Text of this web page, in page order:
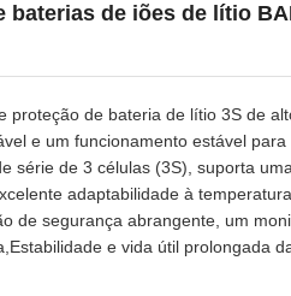
de iões de lítio
proteção de bateria de lítio 3S de
e um funcionamento estável
série de 3 células (3S), suporta
adaptabilidade à
de segurança abrangente, um
e vida útil prolongada